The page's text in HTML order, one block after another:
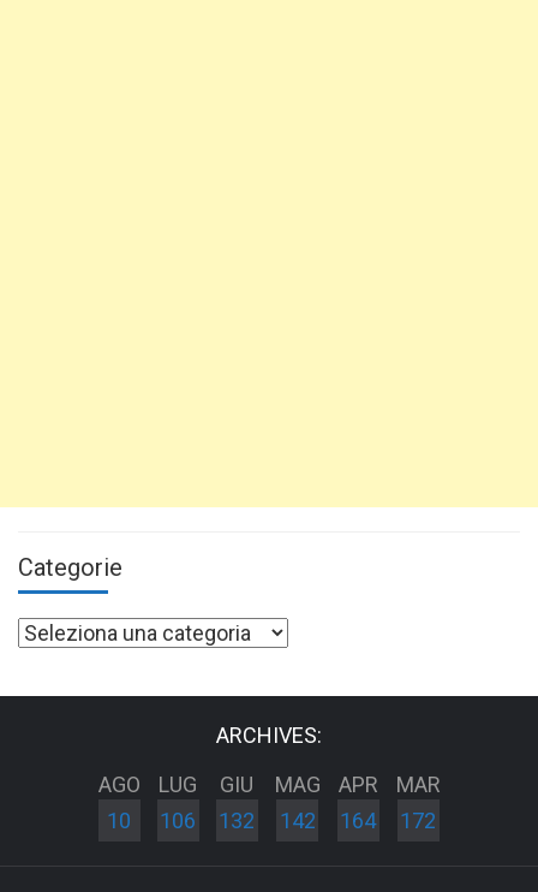
Categorie
Categorie
ARCHIVES:
AGO
10
LUG
106
GIU
132
MAG
142
APR
164
MAR
172